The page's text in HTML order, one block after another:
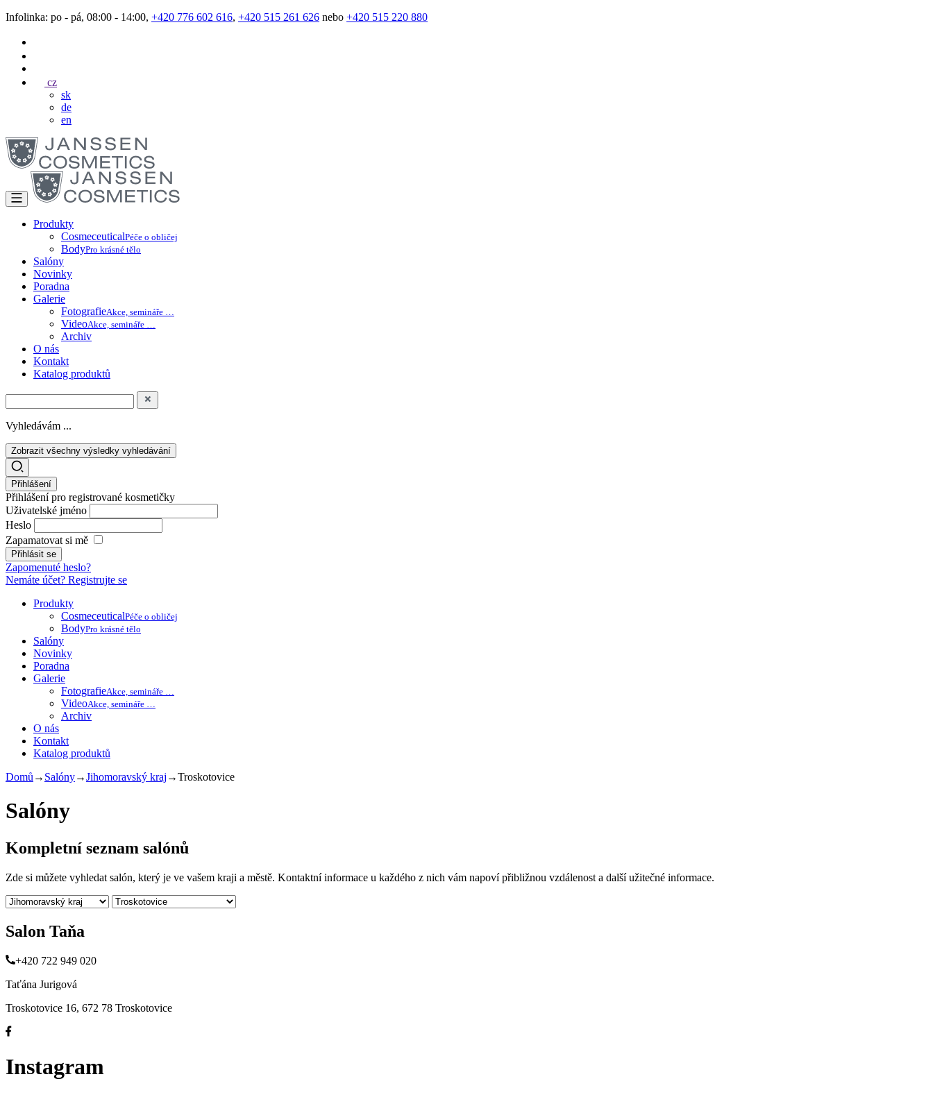
Infolinka: po - pá, 08:00 - 14:00, +420 776 602 616, +420 515 261 626 nebo +420 515 220 880
cz
sk
de
en
Produkty
CosmeceuticalPéče o obličej
BodyPro krásné tělo
Salóny
Novinky
Poradna
Galerie
FotografieAkce, semináře …
VideoAkce, semináře …
Archiv
O nás
Kontakt
Katalog produktů
Vyhledávám ...
Zobrazit všechny výsledky vyhledávání
Přihlášení
Přihlášení pro registrované kosmetičky
Uživatelské jméno
Heslo
Zapamatovat si mě
Zapomenuté heslo?
Nemáte účet? Registrujte se
Produkty
CosmeceuticalPéče o obličej
BodyPro krásné tělo
Salóny
Novinky
Poradna
Galerie
FotografieAkce, semináře …
VideoAkce, semináře …
Archiv
O nás
Kontakt
Katalog produktů
Domů → Salóny→Jihomoravský kraj →Troskotovice
Salóny
Kompletní seznam salónů
Zde si můžete vyhledat salón, který je ve vašem kraji a městě. Kontaktní informace u každého z nich vám napoví přibližnou vzdálenost a další užitečné informace.
Salon Taňa
+420 722 949 020
Taťána Jurigová
Troskotovice 16, 672 78 Troskotovice
Instagram